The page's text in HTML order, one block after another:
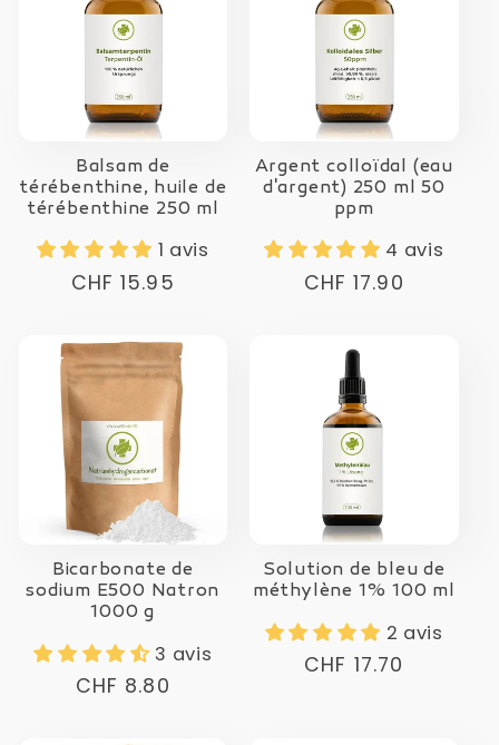
Balsam de
térébenthine, huile de
térébenthine 250 ml
1 avis
Prix
CHF 15.95
Argent colloïdal (eau
d'argent) 250 ml 50
ppm
4 avis
Prix
CHF 17.90
Bicarbonate de
sodium E500 Natron
1000 g
3 avis
Prix
CHF 8.80
Solution de bleu de
méthylène 1% 100 ml
2 avis
Prix
CHF 17.70